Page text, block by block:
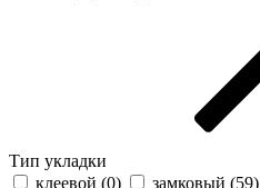
Тип укладки
клеевой (0) замковый (59)